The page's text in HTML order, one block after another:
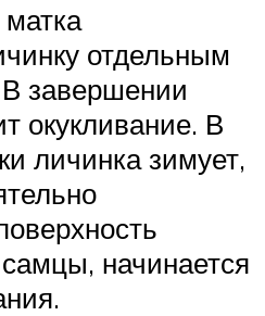
отдельным
завершении
окукливание. В
личинка зимует,
начинается